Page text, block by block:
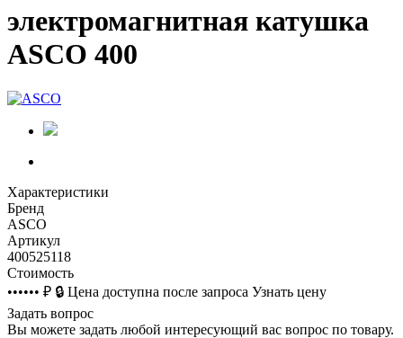
электромагнитная катушка
ASCO 400
Характеристики
Бренд
ASCO
Артикул
400525118
Стоимость
•••••• ₽ 🔒 Цена доступна после запроса Узнать цену
Задать вопрос
Вы можете задать любой интересующий вас вопрос по товару.